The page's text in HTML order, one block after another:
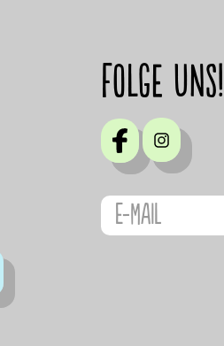
Folge uns!